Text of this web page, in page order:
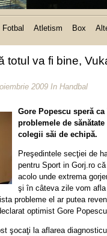
Fotbal Atletism Box
totul va fi bine,
2009 In Handbal
Gore Popescu speră
problemele de
colegii săi de echipă.
Preşedintele secţiei de
pentru Sport in Gorj.ro
acolo unde extrema
şi în câteva zile vom
probleme el ar putea
optimist Gore Popescu.
şocaţi la aflarea